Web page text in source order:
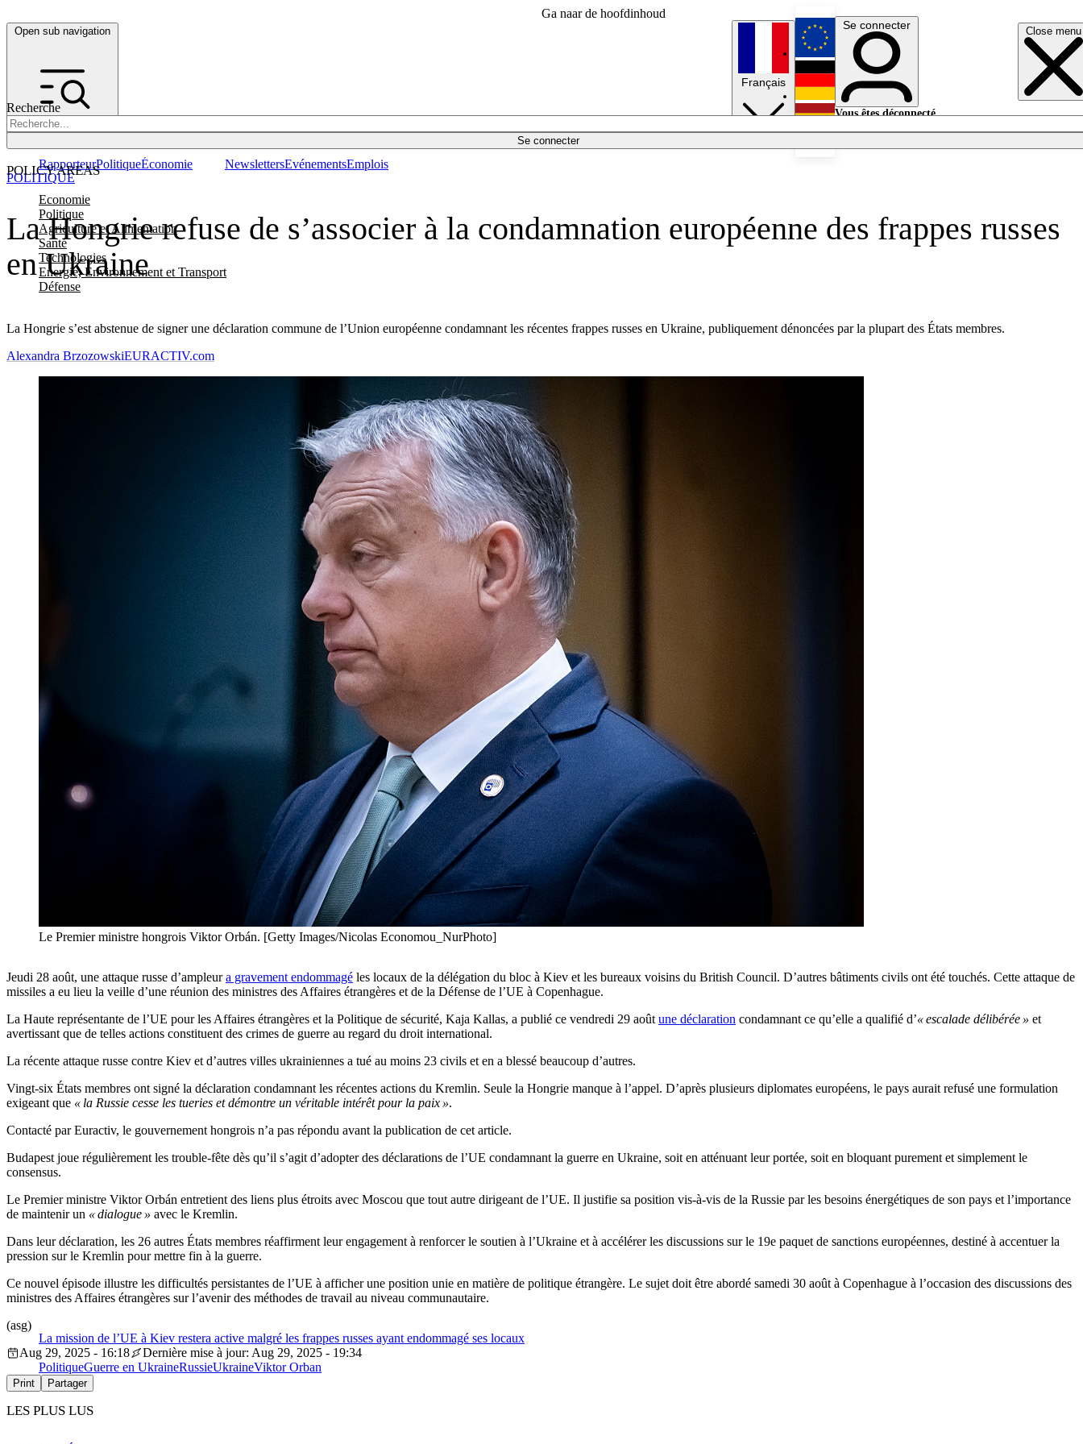
Ga naar de hoofdinhoud
Open sub navigation Close menu
Recherche
Se connecter
POLICY AREAS
Economie
Politique
Agriculture et Alimentation
Santé
Technologies
Energie, Environnement et Transport
Défense
RapporteurPolitiqueÉconomie NewslettersEvénementsEmplois
Français
English
Deutsch
Se connecter
Vous êtes déconnecté.
La Hongrie refuse de s’associer à la condamnation européenne des frappes russes
en Ukraine
La Hongrie s’est abstenue de signer une déclaration commune de l’Union européenne condamnant les récentes frappes russes en Ukraine, publiquement dénoncées par la plupart des États membres.
POLITIQUE
Alexandra BrzozowskiEURACTIV.com
Le Premier ministre hongrois Viktor Orbán. [Getty Images/Nicolas Economou_NurPhoto]
Jeudi 28 août, une attaque russe d’ampleura gravement endommagé les locaux de la délégation du bloc à Kiev et les bureaux voisins du British Council. D’autres bâtiments civils ont été touchés. Cette attaque de
missiles a eu lieu la veille d’une réunion des ministres des Affaires étrangères et de la Défense de l’UE à Copenhague.
La Haute représentante de l’UE pour les Affaires étrangères et la Politique de sécurité, Kaja Kallas, a publié ce vendredi 29 août une déclaration condamnant ce qu’elle a qualifié d’« escalade délibérée » et
avertissant que de telles actions constituent des crimes de guerre au regard du droit international.
La récente attaque russe contre Kiev et d’autres villes ukrainiennes a tué au moins 23 civils et en a blessé beaucoup d’autres.
Vingt-six États membres ont signé la déclaration condamnant les récentes actions du Kremlin. Seule la Hongrie manque à l’appel. D’après plusieurs diplomates européens, le pays aurait refusé une formulation
exigeant que « la Russie cesse les tueries et démontre un véritable intérêt pour la paix ».
Contacté par Euractiv, le gouvernement hongrois n’a pas répondu avant la publication de cet article.
Budapest joue régulièrement les trouble-fête dès qu’il s’agit d’adopter des déclarations de l’UE condamnant la guerre en Ukraine, soit en atténuant leur portée, soit en bloquant purement et simplement le
consensus.
Le Premier ministre Viktor Orbán entretient des liens plus étroits avec Moscou que tout autre dirigeant de l’UE. Il justifie sa position vis-à-vis de la Russie par les besoins énergétiques de son pays et l’importance
de maintenir un « dialogue » avec le Kremlin.
Dans leur déclaration, les 26 autres États membres réaffirment leur engagement à renforcer le soutien à l’Ukraine et à accélérer les discussions sur le 19e paquet de sanctions européennes, destiné à accentuer la
pression sur le Kremlin pour mettre fin à la guerre.
Ce nouvel épisode illustre les difficultés persistantes de l’UE à afficher une position unie en matière de politique étrangère. Le sujet doit être abordé samedi 30 août à Copenhague à l’occasion des discussions des
ministres des Affaires étrangères sur l’avenir des méthodes de travail au niveau communautaire.
La mission de l’UE à Kiev restera active malgré les frappes russes ayant endommagé ses locaux
(asg)
Aug 29, 2025 - 16:18
Dernière mise à jour: Aug 29, 2025 - 19:34
PolitiqueGuerre en UkraineRussieUkraineViktor Orban
Print Partager
LES PLUS LUS